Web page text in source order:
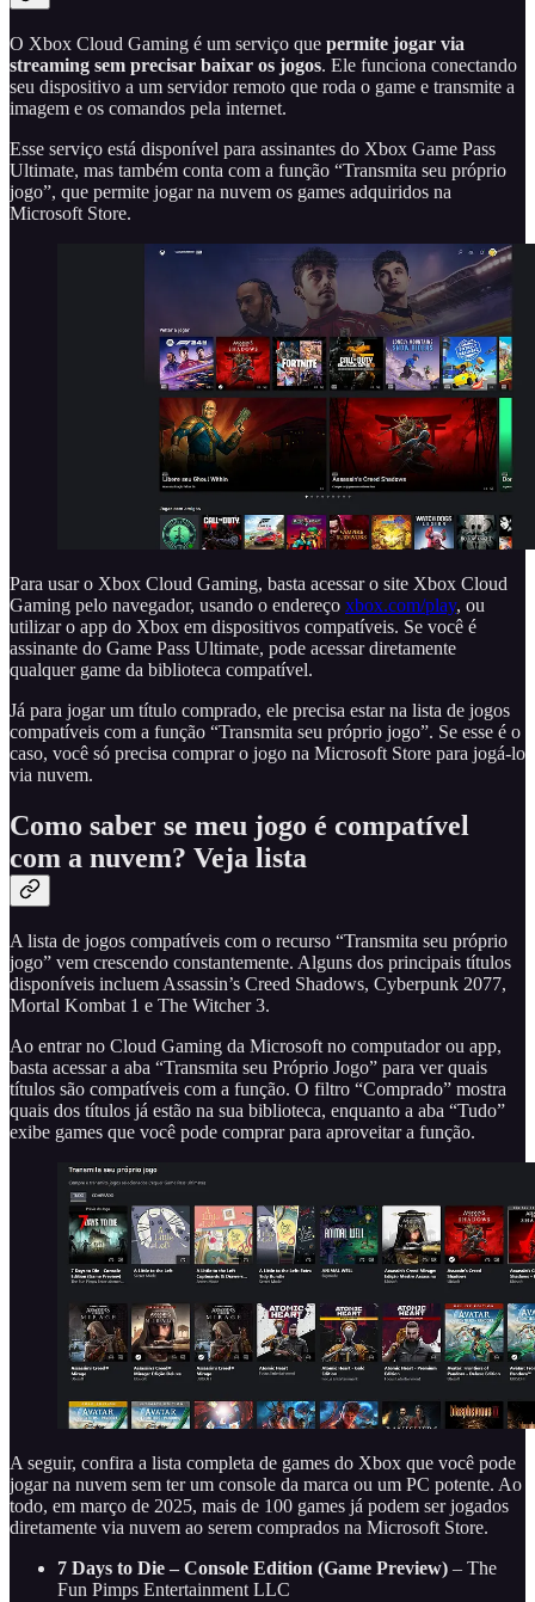
O Xbox Cloud Gaming é um serviço que permite jogar via
streaming sem precisar baixar os jogos. Ele funciona conectando
seu dispositivo a um servidor remoto que roda o game e transmite a
imagem e os comandos pela internet.
Esse serviço está disponível para assinantes do Xbox Game Pass
Ultimate, mas também conta com a função “Transmita seu próprio
jogo”, que permite jogar na nuvem os games adquiridos na
Microsoft Store.
Para usar o Xbox Cloud Gaming, basta acessar o site Xbox Cloud
Gaming pelo navegador, usando o endereço xbox.com/play, ou
utilizar o app do Xbox em dispositivos compatíveis. Se você é
assinante do Game Pass Ultimate, pode acessar diretamente
qualquer game da biblioteca compatível.
Já para jogar um título comprado, ele precisa estar na lista de jogos
compatíveis com a função “Transmita seu próprio jogo”. Se esse é o
caso, você só precisa comprar o jogo na Microsoft Store para jogá-lo
via nuvem.
Como saber se meu jogo é compatível
com a nuvem? Veja lista
A lista de jogos compatíveis com o recurso “Transmita seu próprio
jogo” vem crescendo constantemente. Alguns dos principais títulos
disponíveis incluem Assassin’s Creed Shadows, Cyberpunk 2077,
Mortal Kombat 1 e The Witcher 3.
Ao entrar no Cloud Gaming da Microsoft no computador ou app,
basta acessar a aba “Transmita seu Próprio Jogo” para ver quais
títulos são compatíveis com a função. O filtro “Comprado” mostra
quais dos títulos já estão na sua biblioteca, enquanto a aba “Tudo”
exibe games que você pode comprar para aproveitar a função.
A seguir, confira a lista completa de games do Xbox que você pode
jogar na nuvem sem ter um console da marca ou um PC potente. Ao
todo, em março de 2025, mais de 100 games já podem ser jogados
diretamente via nuvem ao serem comprados na Microsoft Store.
7 Days to Die – Console Edition (Game Preview) – The
Fun Pimps Entertainment LLC